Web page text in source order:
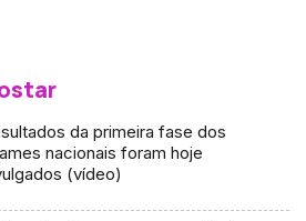
da primeira fase dos
nacionais foram hoje
(vídeo)